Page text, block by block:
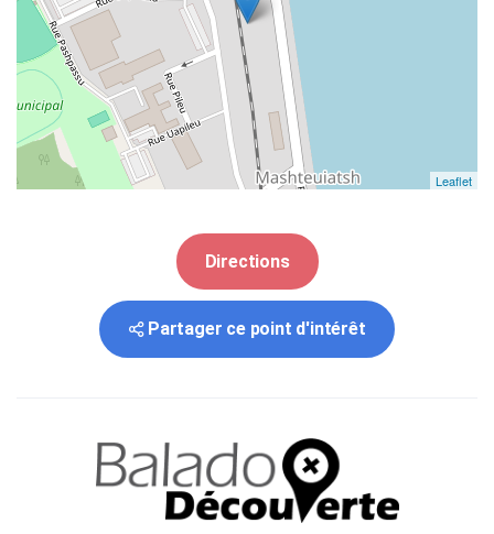
Leaflet
Directions
Partager ce point d'intérêt